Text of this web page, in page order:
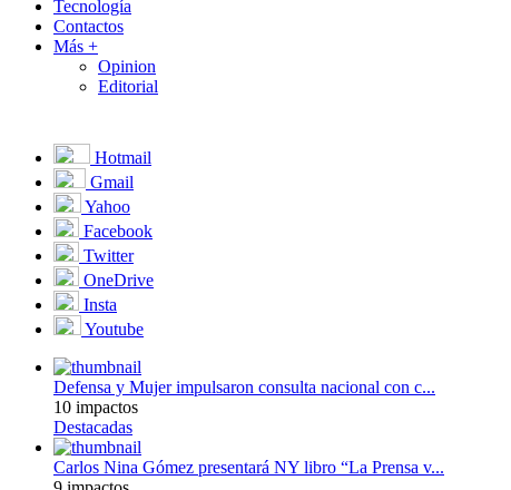
Tecnología
Contactos
Más +
Opinion
Editorial
Hotmail
Gmail
Yahoo
Facebook
Twitter
OneDrive
Insta
Youtube
Defensa y Mujer impulsaron consulta nacional con c...
10 impactos
Destacadas
Carlos Nina Gómez presentará NY libro “La Prensa v...